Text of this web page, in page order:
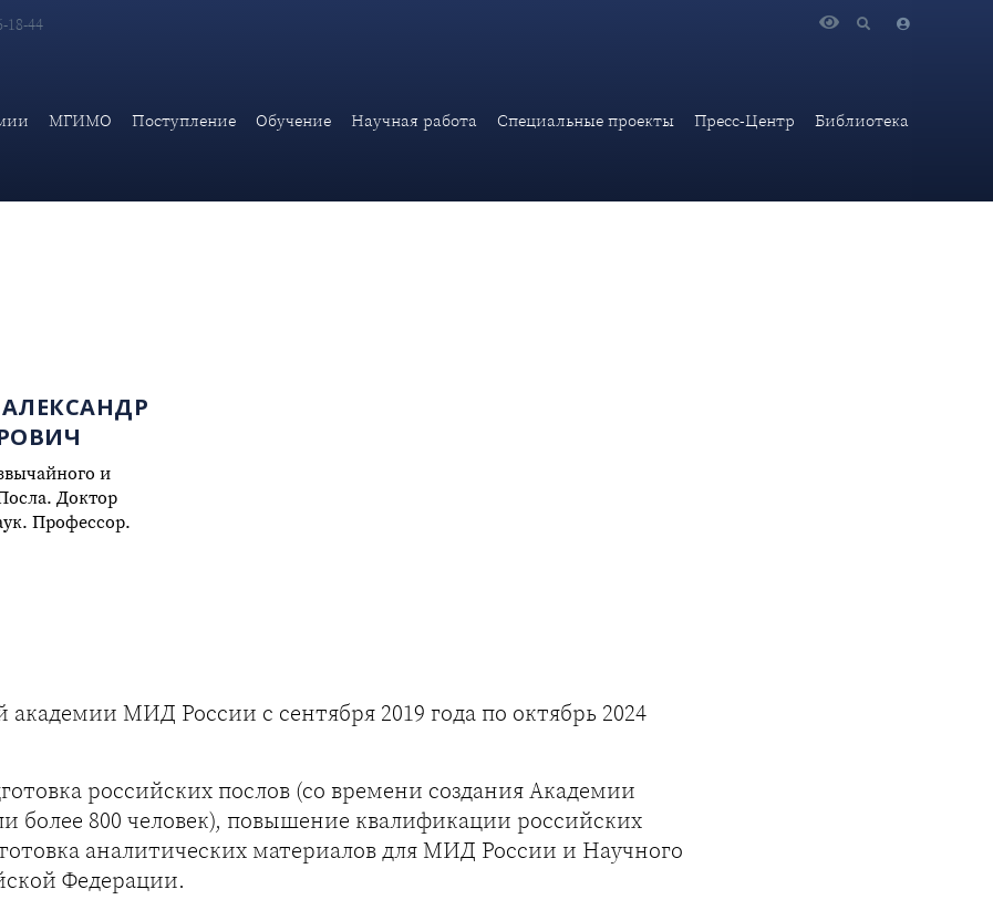
18-44
МГИМО Поступление Обучение Научная работа Специальные проекты Пресс-Центр Библиотека
и
Доктор
Профессор.
МИД России с сентября 2019 года по октябрь 2024
российских послов (со времени создания Академии
800 человек), повышение квалификации российских
аналитических материалов для МИД России и Научного
Федерации.